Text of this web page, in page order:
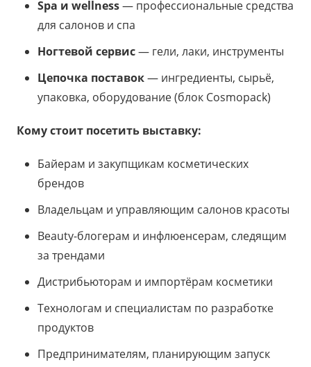
Spa и wellness— профессиональные средства
для салонов и спа
Ногтевой сервис— гели, лаки, инструменты
Цепочка поставок— ингредиенты, сырьё,
упаковка, оборудование (блок Cosmopack)
Кому стоит посетить выставку:
Байерам и закупщикам косметических
брендов
Владельцам и управляющим салонов красоты
Beauty-блогерам и инфлюенсерам, следящим
за трендами
Дистрибьюторам и импортёрам косметики
Технологам и специалистам по разработке
продуктов
Предпринимателям, планирующим запуск